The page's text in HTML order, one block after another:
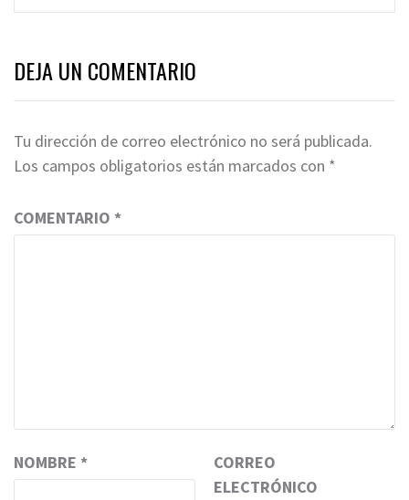
DEJA UN COMENTARIO
Tu dirección de correo electrónico no será publicada.
Los campos obligatorios están marcados con *
COMENTARIO *
NOMBRE *
CORREO
ELECTRÓNICO